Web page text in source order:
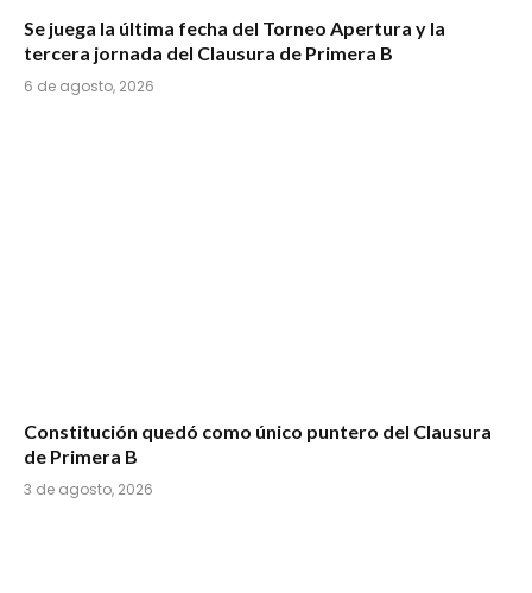
Se juega la última fecha del Torneo Apertura y la
tercera jornada del Clausura de Primera B
6 de agosto, 2026
Constitución quedó como único puntero del Clausura
de Primera B
3 de agosto, 2026